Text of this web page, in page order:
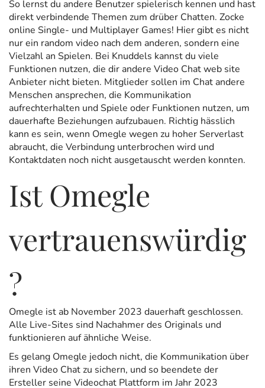
So lernst du andere Benutzer spielerisch kennen und hast
direkt verbindende Themen zum drüber Chatten. Zocke
online Single- und Multiplayer Games! Hier gibt es nicht
nur ein random video nach dem anderen, sondern eine
Vielzahl an Spielen. Bei Knuddels kannst du viele
Funktionen nutzen, die dir andere Video Chat web site
Anbieter nicht bieten. Mitglieder sollen im Chat andere
Menschen ansprechen, die Kommunikation
aufrechterhalten und Spiele oder Funktionen nutzen, um
dauerhafte Beziehungen aufzubauen. Richtig hässlich
kann es sein, wenn Omegle wegen zu hoher Serverlast
abraucht, die Verbindung unterbrochen wird und
Kontaktdaten noch nicht ausgetauscht werden konnten.
Ist Omegle
vertrauenswürdig
?
Omegle ist ab November 2023 dauerhaft geschlossen.
Alle Live-Sites sind Nachahmer des Originals und
funktionieren auf ähnliche Weise.
Es gelang Omegle jedoch nicht, die Kommunikation über
ihren Video Chat zu sichern, und so beendete der
Ersteller seine Videochat Plattform im Jahr 2023